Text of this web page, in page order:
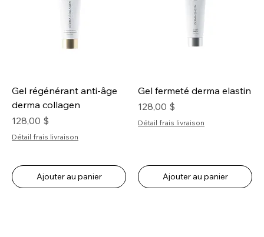
Gel régénérant anti-âge
derma collagen
Prix
128,00 $
Détail frais livraison
Ajouter au panier
Gel fermeté derma elastin
Prix
128,00 $
Détail frais livraison
Ajouter au panier